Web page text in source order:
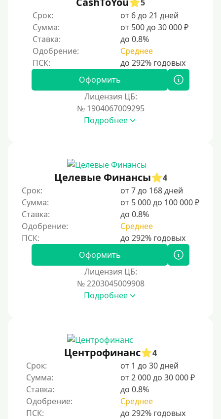
20000 руб
25000 руб
30000 руб
30000 руб на год
35000 руб
40000 руб
150000 руб
200000 руб
250000 руб
300000 руб
500000 руб
Карты банков и платежные системы
Мастеркард
Через Юнистрим (Unistream)
На Вебмани
ВТБ
5
Срок:
от 6 до 21 дней
Сумма:
от 500 до 30 000 ₽
Ставка:
до 0.8%
Одобрение:
Среднее
Оформить
Лицензия ЦБ:
№ 1904067009295
Подробнее
Целевые Финансы
4
Срок:
от 7 до 168 дней
Сумма:
от 5 000 до 100 000 ₽
Ставка:
до 0.8%
Одобрение:
Среднее
Оформить
Лицензия ЦБ:
№ 2203045009908
Подробнее
Центрофинанс
4
Срок:
от 1 до 30 дней
Сумма:
от 2 000 до 30 000 ₽
Ставка:
до 0.8%
Одобрение:
Среднее